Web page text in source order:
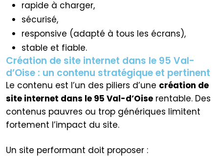
rapide à charger,
sécurisé,
responsive (adapté à tous les écrans),
stable et fiable.
Création de site internet dans le 95 Val-
d’Oise : un contenu stratégique et pertinent
Le contenu est l’un des piliers d’une création de
site internet dans le 95 Val-d’Oise rentable. Des
contenus pauvres ou trop génériques limitent
fortement l’impact du site.
Un site performant doit proposer :